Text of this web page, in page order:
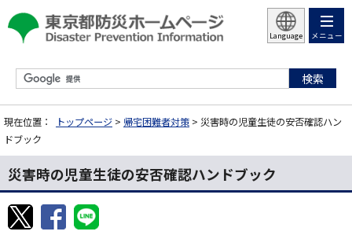
Language メニュー
現在位置： トップページ > 帰宅困難者対策 > 災害時の児童生徒の安否確認ハン
ドブック
災害時の児童生徒の安否確認ハンドブック